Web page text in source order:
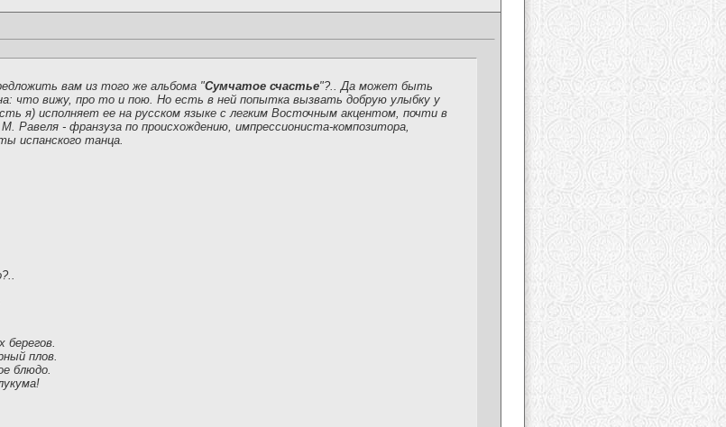
вам из того же альбома "Сумчатое счастье"?.. Да может быть
: что вижу, про то и пою. Но есть в ней попытка вызвать добрую улыбку у
я) исполняет ее на русском языке с легким Восточным акцентом, почти в
Равеля - франзуза по происхождению, импрессиониста-композитора,
испанского танца.
плов.
блюдо.